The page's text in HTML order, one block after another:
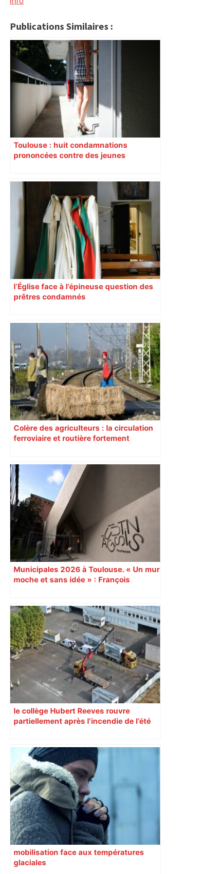
Publications Similaires :
Toulouse : huit condamnations
prononcées contre des jeunes
l’Église face à l’épineuse question des
prêtres condamnés
Colère des agriculteurs : la circulation
ferroviaire et routière fortement
Municipales 2026 à Toulouse. « Un mur
moche et sans idée » : François
Augustins
le collège Hubert Reeves rouvre
partiellement après l’incendie de l’été
mobilisation face aux températures
glaciales